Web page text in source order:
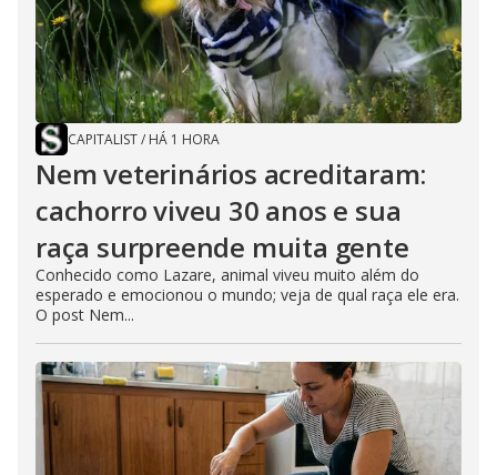
CAPITALIST/ HÁ 1 HORA
Nem veterinários acreditaram:
cachorro viveu 30 anos e sua
raça surpreende muita gente
Conhecido como Lazare, animal viveu muito além do
esperado e emocionou o mundo; veja de qual raça ele era.
O post Nem...